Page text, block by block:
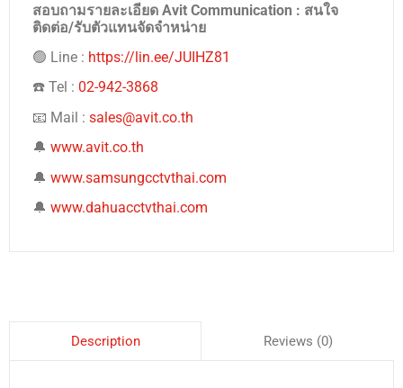
สอบถามรายละเอียด Avit Communication : สนใจ
ติดต่อ/รับตัวแทนจัดจำหน่าย
🟢 Line : https://lin.ee/JUIHZ81
☎️ Tel : 02-942-3868
📧 Mail : sales@avit.co.th
🔔 www.avit.co.th
🔔 www.samsungcctvthai.com
🔔 www.dahuacctvthai.com
Description Reviews (0)